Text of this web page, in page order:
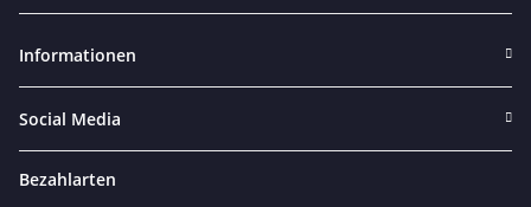
Informationen
Social Media
Bezahlarten